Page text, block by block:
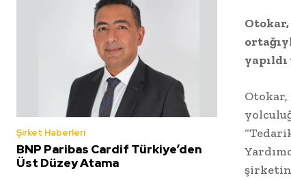
Şirket Haberleri
BNP Paribas Cardif Türkiye’den
Üst Düzey Atama
Otokar,
şirketin